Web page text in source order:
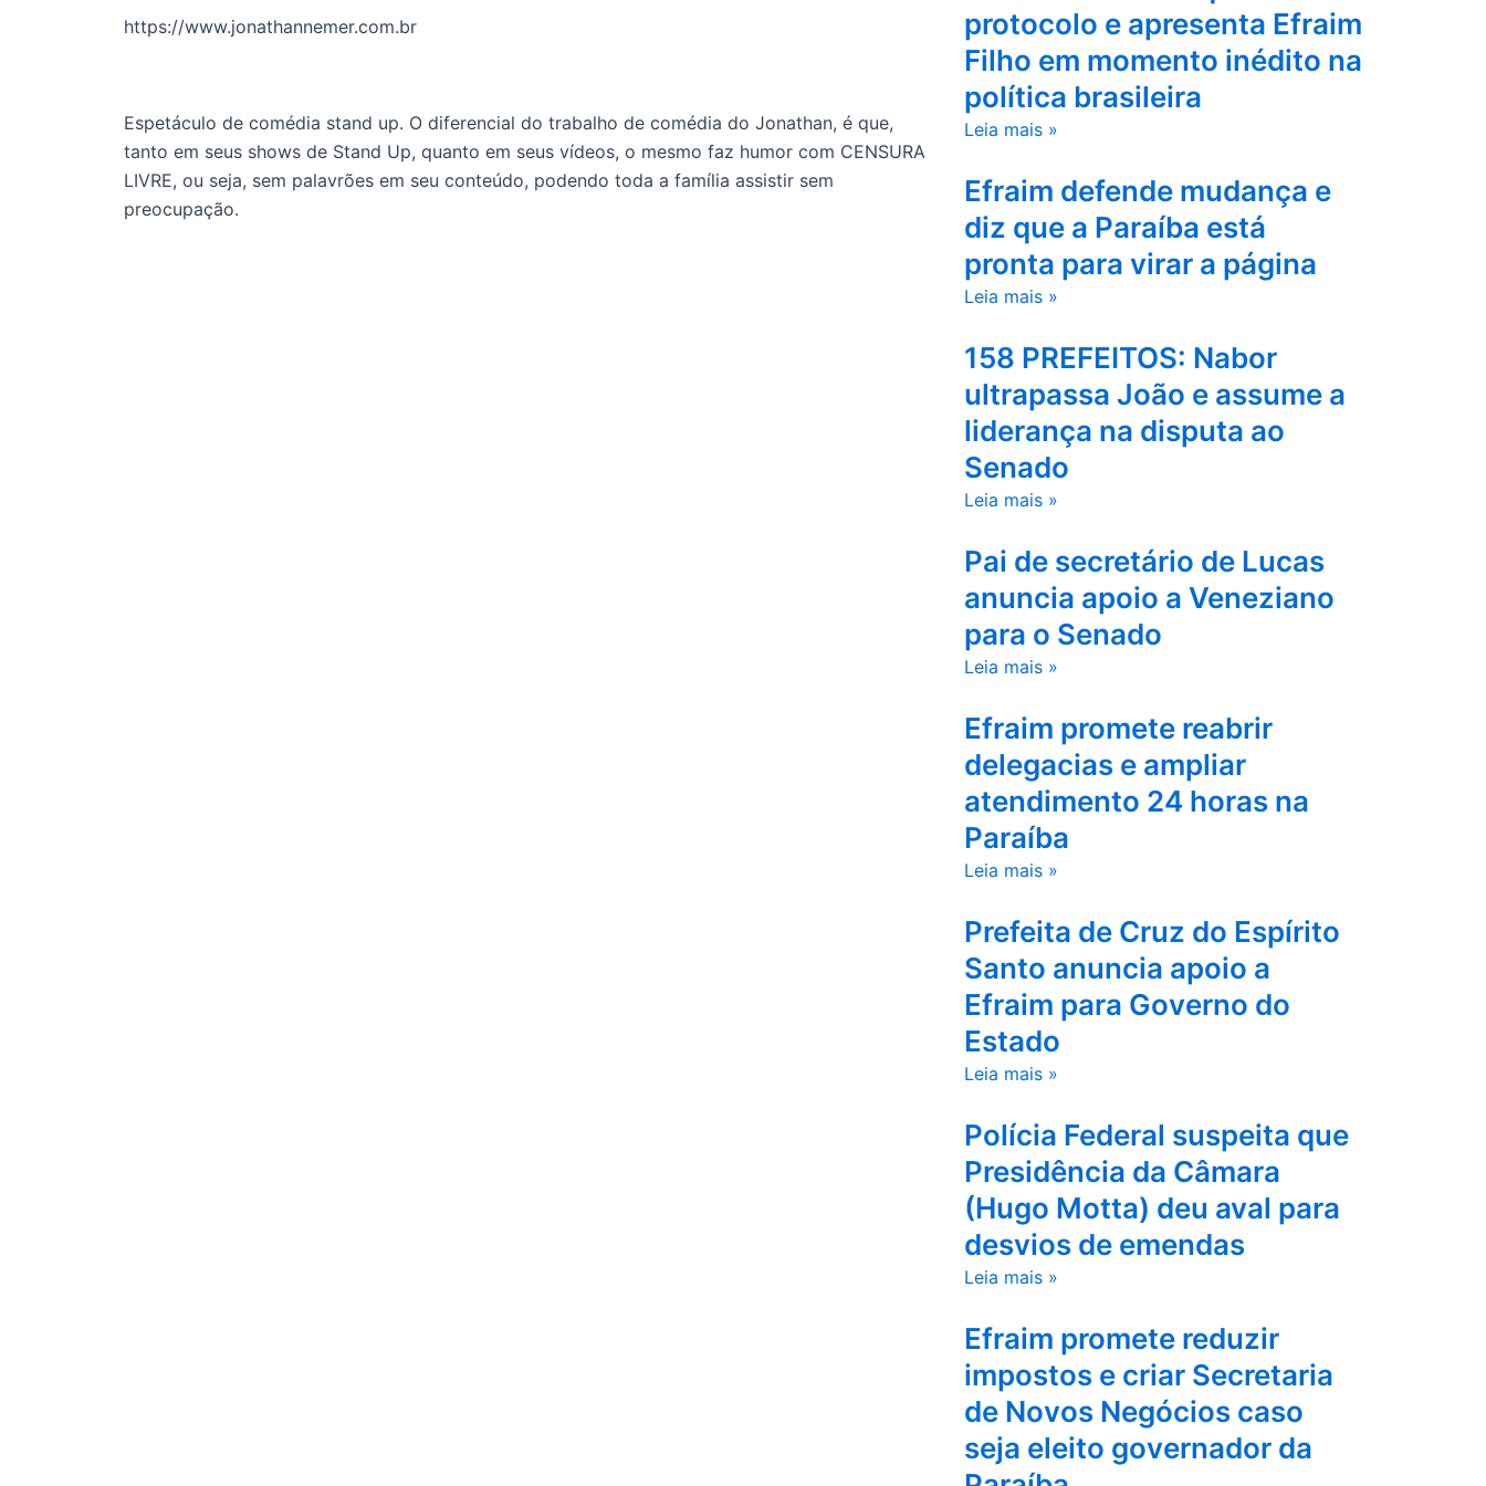
https://www.jonathannemer.com.br
Espetáculo de comédia stand up. O diferencial do trabalho de comédia do Jonathan, é que,
tanto em seus shows de Stand Up, quanto em seus vídeos, o mesmo faz humor com CENSURA
LIVRE, ou seja, sem palavrões em seu conteúdo, podendo toda a família assistir sem
preocupação.
protocolo e apresenta Efraim
Filho em momento inédito na
política brasileira
Leia mais »
Efraim defende mudança e
diz que a Paraíba está
pronta para virar a página
Leia mais »
158 PREFEITOS: Nabor
ultrapassa João e assume a
liderança na disputa ao
Senado
Leia mais »
Pai de secretário de Lucas
anuncia apoio a Veneziano
para o Senado
Leia mais »
Efraim promete reabrir
delegacias e ampliar
atendimento 24 horas na
Paraíba
Leia mais »
Prefeita de Cruz do Espírito
Santo anuncia apoio a
Efraim para Governo do
Estado
Leia mais »
Polícia Federal suspeita que
Presidência da Câmara
(Hugo Motta) deu aval para
desvios de emendas
Leia mais »
Efraim promete reduzir
impostos e criar Secretaria
de Novos Negócios caso
seja eleito governador da